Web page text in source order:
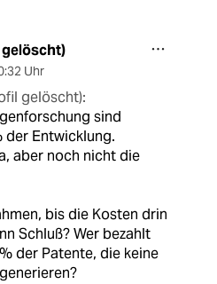
Uhr
gelöscht):
sind
der Entwicklung.
aber noch nicht die
bis die Kosten drin
Schluß? Wer bezahlt
der Patente, die keine